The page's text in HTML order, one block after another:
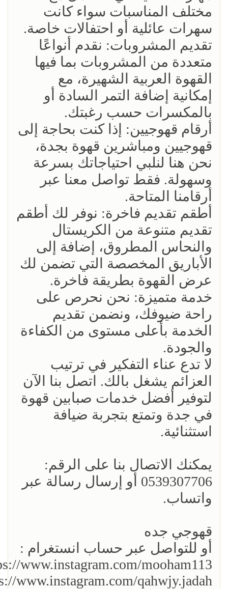
مختلف المناسبات سواء كانت
سهرات عائلية أو احتفالات خاصة.
تقديم المشروبات: نقدم أنواعًا
متعددة من المشروبات بما فيها
القهوة العربية الشهيرة، مع
إمكانية إضافة التمر السادة أو
بالمكسرات حسب رغبتك.
أرقام قهوجيين: إذا كنت بحاجة إلى
قهوجيين ومباشرين قهوة بجدة،
نحن هنا لنلبي احتياجاتك بسرعة
وسهولة. فقط تواصل معنا عبر
أرقامنا المتاحة.
أطقم تقديم فاخرة: نوفر لك أطقم
تقديم متنوعة من الكريستال
والنحاس المطروق، إضافة إلى
الأباريق المخصصة التي تضمن لك
عرض القهوة بطريقة فاخرة.
خدمة متميزة: نحن نحرص على
راحة ضيوفك، ونضمن تقديم
الخدمة بأعلى مستوى من الكفاءة
والجودة.
لا تدع عناء التفكير في ترتيب
العزائم يشغل بالك. اتصل بنا الآن
لتوفير أفضل خدمات صبابين قهوة
في جدة وتمتع بتجربة ضيافة
استثنائية.
يمكنك الاتصال بنا على الرقم:
0539307706 أو إرسال رسالة عبر
واتساب.
قهوجي جده
أو للتواصل عبر حساب انستغرام :
www.instagram.com/mooham113/
www.instagram.com/qahwjy.jadah